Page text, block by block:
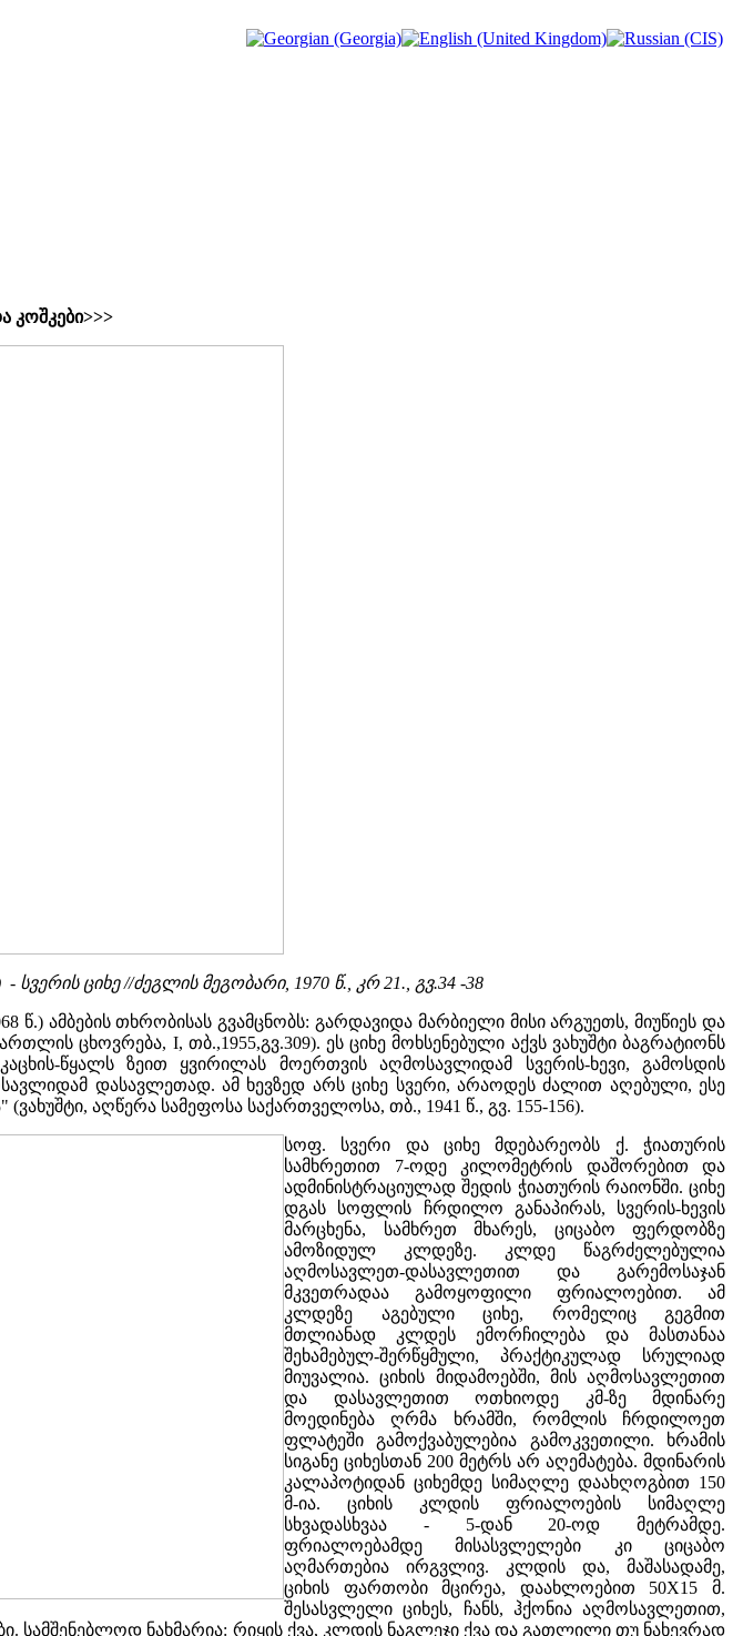
კოშკები>>>
ციხე //ძეგლის მეგობარი, 1970 წ., კრ 21., გვ.34 -38
ამბების თხრობისას გვამცნობს: გარდავიდა მარბიელი მისი არგუეთს, მიუწიეს და
ცხოვრება, I, თბ.,1955,გვ.309). ეს ციხე მოხსენებული აქვს ვახუშტი ბაგრატიონს
წყალს ზეით ყვირილას მოერთვის აღმოსავლიდამ სვერის-ხევი, გამოსდის
დასავლეთად. ამ ხევზედ არს ციხე სვერი, არაოდეს ძალით აღებული, ესე
აღწერა სამეფოსა საქართველოსა, თბ., 1941 წ., გვ. 155-156).
სოფ. სვერი და ციხე მდებარეობს ქ. ჭიათურის
სამხრეთით 7-ოდე კილომეტრის დაშორებით და
ადმინისტრაციულად შედის ჭიათურის რაიონში. ციხე
დგას სოფლის ჩრდილო განაპირას, სვერის-ხევის
მარცხენა, სამხრეთ მხარეს, ციცაბო ფერდობზე
ამოზიდულ კლდეზე. კლდე წაგრძელებულია
აღმოსავლეთ-დასავლეთით და გარემოსაჯან
მკვეთრადაა გამოყოფილი ფრიალოებით. ამ
კლდეზე აგებული ციხე, რომელიც გეგმით
მთლიანად კლდეს ემორჩილება და მასთანაა
შეხამებულ-შერწყმული, პრაქტიკულად სრულიად
მიუვალია. ციხის მიდამოებში, მის აღმოსავლეთით
და დასავლეთით ოთხიოდე კმ-ზე მდინარე
მოედინება ღრმა ხრამში, რომლის ჩრდილოეთ
ფლატეში გამოქვაბულებია გამოკვეთილი. ხრამის
სიგანე ციხესთან 200 მეტრს არ აღემატება. მდინარის
კალაპოტიდან ციხემდე სიმაღლე დაახღოგბით 150
მ-ია. ციხის კლდის ფრიალოების სიმაღლე
სხვადასხვაა - 5-დან 20-ოდ მეტრამდე.
ფრიალოებამდე მისასვლელები კი ციცაბო
აღმართებია ირგვლივ. კლდის და, მაშასადამე,
ციხის ფართობი მცირეა, დაახლოებით 50X15 მ.
შესასვლელი ციხეს, ჩანს, ჰქონია აღმოსავლეთით,
სამშენებლოდ ნახმარია: რიყის ქვა, კლდის ნაგლეჯი ქვა და გათლილი თუ ნახევრად